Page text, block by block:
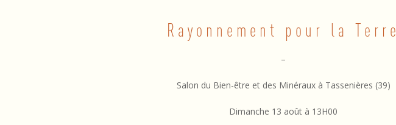
Rayonnement pour la Terre
–
Salon du Bien-être et des Minéraux à Tassenières (39)
Dimanche 13 août à 13H00